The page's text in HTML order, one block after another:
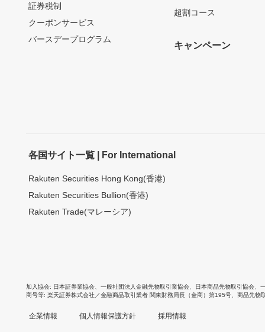
証券税制
クーポンサービス
バースデープログラム
超割コース
キャンペーン
各国サイト一覧 | For International
Rakuten Securities Hong Kong(香港)
Rakuten Securities Bullion(香港)
Rakuten Trade(マレーシア)
加入協会 日本証券業協会 一般社団法人金融先物取引業協会 日本商品先物取引協会
商号等 楽天証券株式会社／金融商品取引業者 関東財務局長（金商）第195号、商品先物
企業情報 個人情報保護方針 採用情報